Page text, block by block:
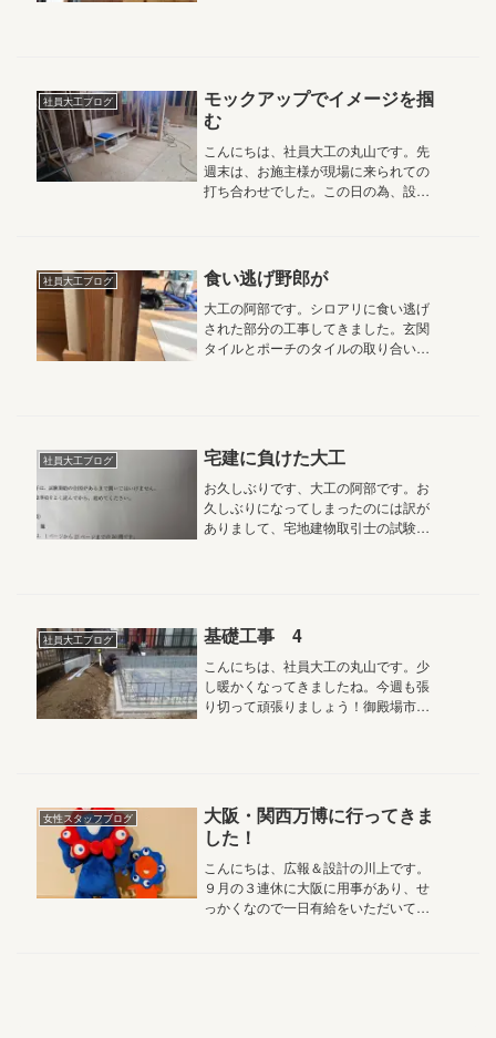
社員大工ブログ
モックアップでイメージを掴
む
こんにちは、社員大工の丸山です。先
週末は、お施主様が現場に来られての
打ち合わせでした。この日の為、設計
様と確認します。完成した時と同じ様
に...
社員大工ブログ 食い逃げ野郎が
大工の阿部です。シロアリに食い逃げ
された部分の工事してきました。玄関
タイルとポーチのタイルの取り合い部
け...
社員大工ブログ 宅建に負けた大工
お久しぶりです、大工の阿部です。お
久しぶりになってしまったのには訳が
ありまして、宅地建物取引士の試験を
社員大工ブログ 基礎工事 4
こんにちは、社員大工の丸山です。少
し暖かくなってきましたね。今週も張
り切って頑張りましょう！御殿場市の
確認...
女性スタッフブログ
大阪・関西万博に行ってきま
した！
こんにちは、広報＆設計の川上です。
９月の３連休に大阪に用事があり、せ
っかくなので一日有給をいただいて大